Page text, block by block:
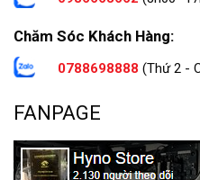
Chăm Sóc Khách Hàng:
0788698888 (Thứ 2 -
FANPAGE